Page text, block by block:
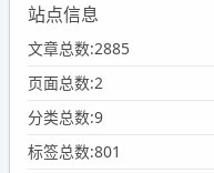
站点信息
文章总数:2885
页面总数:2
分类总数:9
标签总数:801